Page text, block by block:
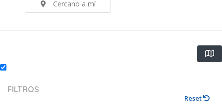
Cercano a mí
FILTROS
Reset